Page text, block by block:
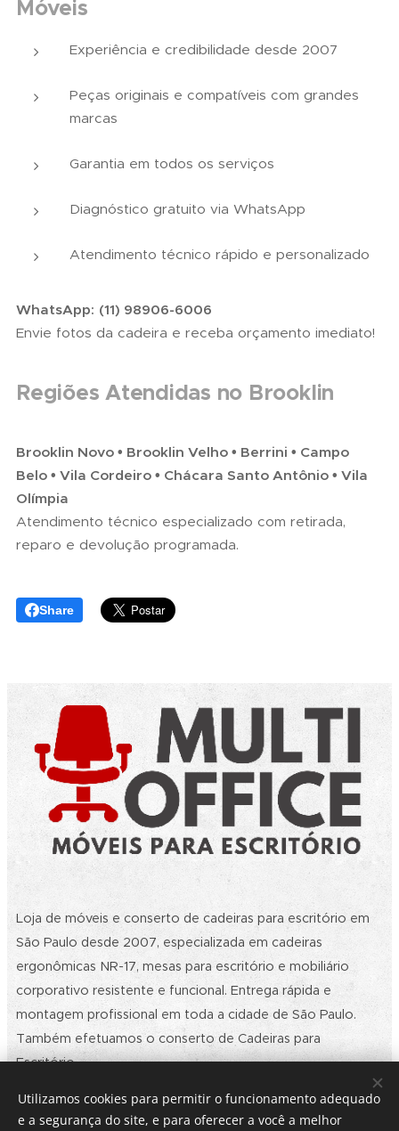
Móveis
Experiência e credibilidade desde 2007
Peças originais e compatíveis com grandes
marcas
Garantia em todos os serviços
Diagnóstico gratuito via WhatsApp
Atendimento técnico rápido e personalizado
WhatsApp: (11) 98906-6006
Envie fotos da cadeira e receba orçamento imediato!
Regiões Atendidas no Brooklin
Brooklin Novo • Brooklin Velho • Berrini • Campo
Belo • Vila Cordeiro • Chácara Santo Antônio • Vila
Olímpia
Atendimento técnico especializado com retirada,
reparo e devolução programada.
Share
Loja de móveis e conserto de cadeiras para escritório em
São Paulo desde 2007, especializada em cadeiras
ergonômicas NR-17, mesas para escritório e mobiliário
corporativo resistente e funcional. Entrega rápida e
montagem profissional em toda a cidade de São Paulo.
Também efetuamos o conserto de Cadeiras para
Escritório.
Utilizamos cookies para permitir o funcionamento adequado
e a segurança do site, e para oferecer a você a melhor